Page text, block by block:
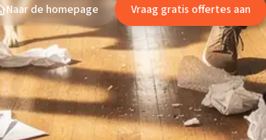
Naar de homepage Vraag gratis offertes aan